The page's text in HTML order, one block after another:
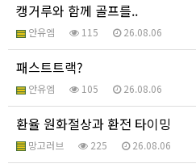
캥거루와 함께 골프를..
안유엠 115 26.08.06
패스트트랙?
안유엠 105 26.08.06
환율 원화절상과 환전 타이밍
망고러브 225 26.08.06